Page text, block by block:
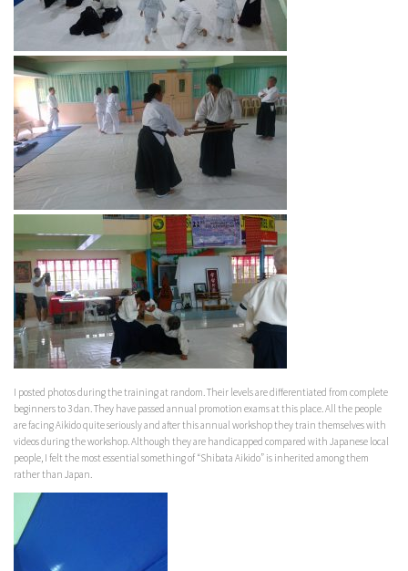
I posted photos during the training at random. Their levels are differentiated from complete
beginners to 3 dan. They have passed annual promotion exams at this place. All the people
are facing Aikido quite seriously and after this annual workshop they train themselves with
videos during the workshop. Although they are handicapped compared with Japanese local
people, I felt the most essential something of “Shibata Aikido” is inherited among them
rather than Japan.